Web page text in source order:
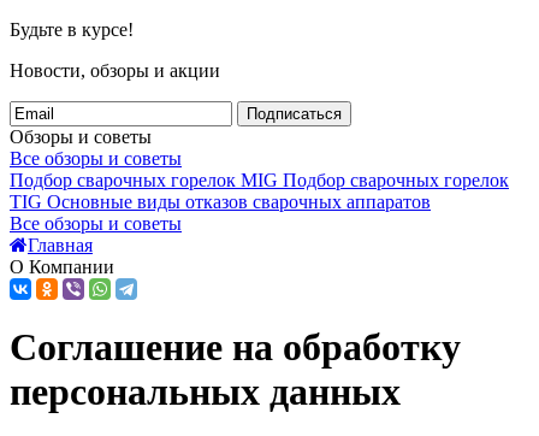
Будьте в курсе!
Новости, обзоры и акции
Подписаться
Обзоры и советы
Все обзоры и советы
Подбор сварочных горелок MIG Подбор сварочных горелок
TIG Основные виды отказов сварочных аппаратов
Все обзоры и советы
Главная
О Компании
Соглашение на обработку
персональных данных